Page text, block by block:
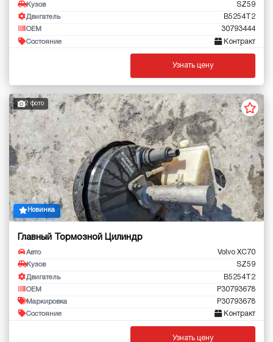
Кузов SZ59
Двигатель B5254T2
OEM 30793444
Состояние Контракт
Узнать цену
2 фото
Новинка
Главный Тормозной Цилиндр
Авто Volvo XC70
Кузов SZ59
Двигатель B5254T2
OEM P30793678
Маркировка P30793678
Состояние Контракт
Узнать цену